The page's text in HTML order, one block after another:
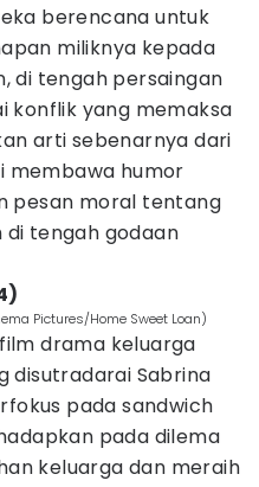
berencana untuk
miliknya kepada
di tengah persaingan
konflik yang memaksa
arti sebenarnya dari
membawa humor
pesan moral tentang
tengah godaan
Pictures/Home Sweet Loan)
drama keluarga
disutradarai Sabrina
pada sandwich
pada dilema
keluarga dan meraih